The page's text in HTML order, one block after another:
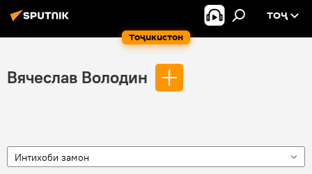
Тоҷикистон
ТОҶ
Вячеслав Володин
Интихоби замон